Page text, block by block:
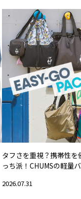
タフさを重視？携帯性
っち派！CHUMSの軽量
2026.07.31